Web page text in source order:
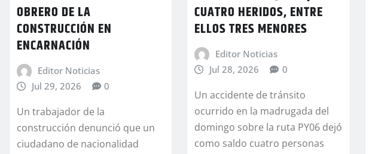
OBRERO DE LA
CONSTRUCCIÓN EN
ENCARNACIÓN
Editor Noticias
Jul 29, 2026
0
Un trabajador de la
construcción denunció que un
ciudadano de nacionalidad
CUATRO HERIDOS, ENTRE
ELLOS TRES MENORES
Editor Noticias
Jul 28, 2026
0
Un accidente de tránsito
ocurrido en la madrugada del
domingo sobre la ruta PY06 dejó
como saldo cuatro personas